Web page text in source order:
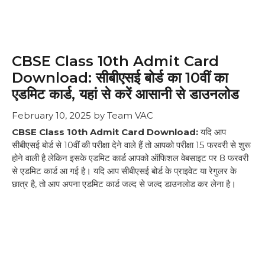
CBSE Class 10th Admit Card
Download: सीबीएसई बोर्ड का 10वीं का
एडमिट कार्ड, यहां से करें आसानी से डाउनलोड
February 10, 2025 by Team VAC
CBSE Class 10th Admit Card Download:यदि आप
सीबीएसई बोर्ड से 10वीं की परीक्षा देने वाले हैं तो आपको परीक्षा 15 फरवरी से शुरू
होने वाली है लेकिन इसके एडमिट कार्ड आपको ऑफिशल वेबसाइट पर 8 फरवरी
से एडमिट कार्ड आ गई है। यदि आप सीबीएसई बोर्ड के प्राइवेट या रेगुलर के
छात्र है, तो आप अपना एडमिट कार्ड जल्द से जल्द डाउनलोड कर लेना है।